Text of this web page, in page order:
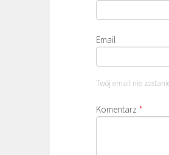
Email
Twój email nie
Komentarz *